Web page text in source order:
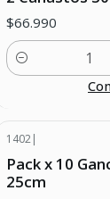
$66.990
Cantidad
1402|
Pack x 10
25cm